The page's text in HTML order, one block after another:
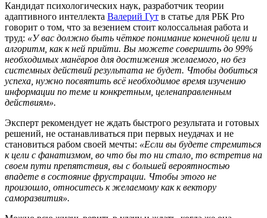
Кандидат психологических наук, разработчик теории
адаптивного интеллекта Валерий Гут в статье для РБК Pro
говорит о том, что за везением стоит колоссальная работа и
труд: «У вас должно быть чёткое понимание конечной цели и
алгоритм, как к ней прийти. Вы можете совершить до 99%
необходимых манёвров для достижения желаемого, но без
системных действий результата не будет. Чтобы добиться
успеха, нужно посвятить всё необходимое время изучению
информации по теме и конкретным, целенаправленным
действиям».
Эксперт рекомендует не ждать быстрого результата и готовых
решений, не останавливаться при первых неудачах и не
становиться рабом своей мечты: «Если вы будете стремиться
к цели с фанатизмом, во что бы то ни стало, то встретив на
своем пути препятствия, вы с большей вероятностью
впадете в состояние фрустрации. Чтобы этого не
произошло, относитесь к желаемому как к вектору
саморазвития».